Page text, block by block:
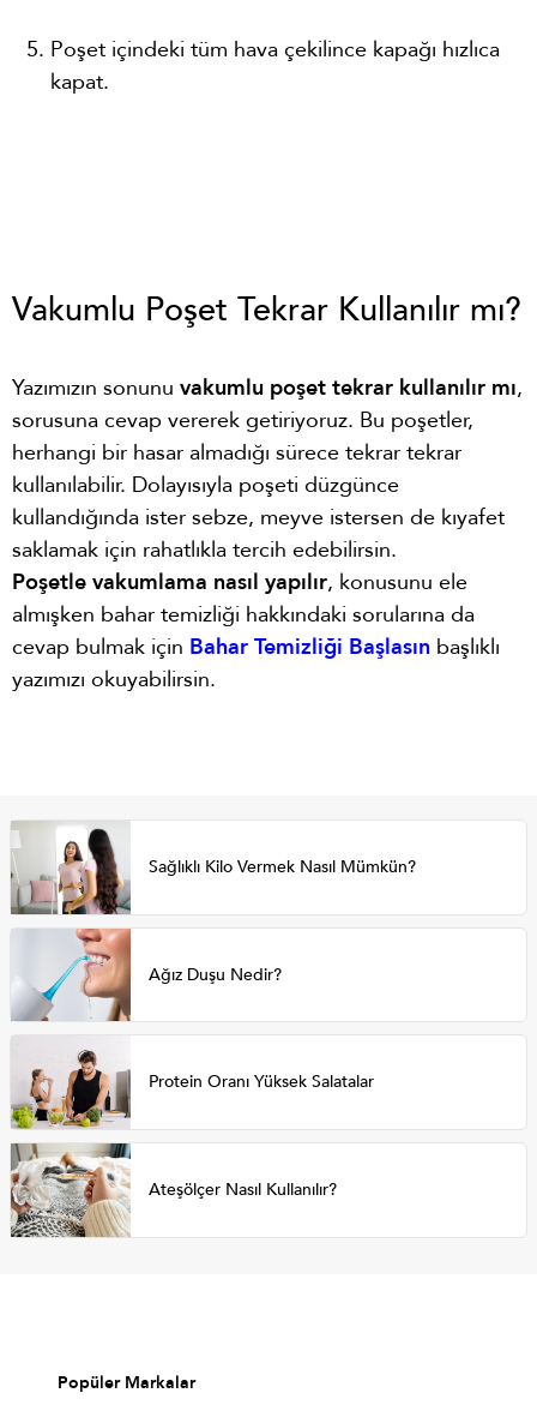
Poşet içindeki tüm hava çekilince kapağı hızlıca
kapat.
Vakumlu Poşet Tekrar Kullanılır mı?
Yazımızın sonunu vakumlu poşet tekrar kullanılır mı,
sorusuna cevap vererek getiriyoruz. Bu poşetler,
herhangi bir hasar almadığı sürece tekrar tekrar
kullanılabilir. Dolayısıyla poşeti düzgünce
kullandığında ister sebze, meyve istersen de kıyafet
saklamak için rahatlıkla tercih edebilirsin.
Poşetle vakumlama nasıl yapılır, konusunu ele
almışken bahar temizliği hakkındaki sorularına da
cevap bulmak için Bahar Temizliği Başlasın başlıklı
yazımızı okuyabilirsin.
Sağlıklı Kilo Vermek Nasıl Mümkün?
Ağız Duşu Nedir?
Protein Oranı Yüksek Salatalar
Ateşölçer Nasıl Kullanılır?
Popüler Markalar